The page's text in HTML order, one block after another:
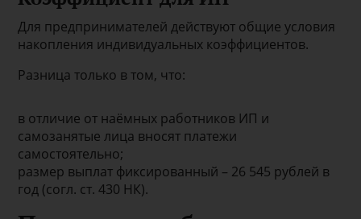
Для предпринимателей действуют общие условия
накопления индивидуальных коэффициентов.
Разница только в том, что:
в отличие от наёмных работников ИП и
самозанятые лица вносят платежи
самостоятельно;
размер выплат фиксированный – 26 545 рублей в
год (согл. ст. 430 НК).